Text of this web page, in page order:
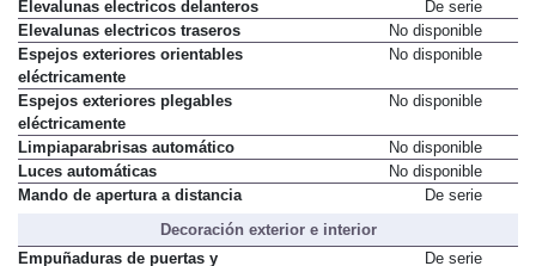
Elevalunas electricos delanteros
De serie
Elevalunas electricos traseros
No disponible
Espejos exteriores orientables
eléctricamente
Espejos exteriores plegables
eléctricamente
Limpiaparabrisas automático
No disponible
Luces automáticas
No disponible
Decoración exterior e interior